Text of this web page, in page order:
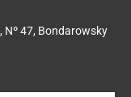
Nº 47, Bondarowsky